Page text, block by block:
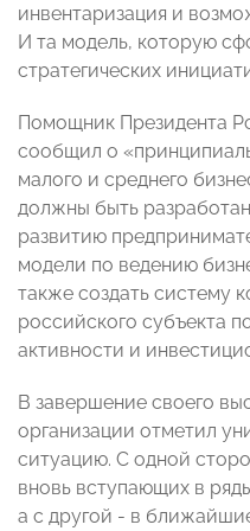
инвентаризация и
И та модель, которую
стратегических
Помощник Президента
сообщил о
малого и среднего
должны быть
развитию
модели по ведению
также создать систему
российского субъекта
активности и
В завершение своего
организации отметил
ситуацию. С одной
вновь вступающих в
а с другой - в